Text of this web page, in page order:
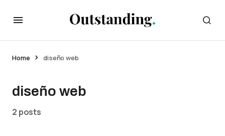
Home diseño web
diseño web
2 posts